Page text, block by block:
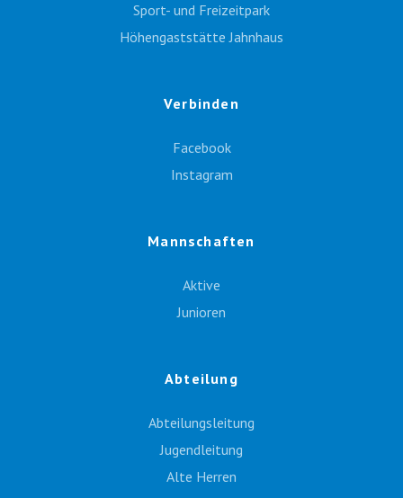
Sport- und Freizeitpark
Höhengaststätte Jahnhaus
Verbinden
Facebook
Instagram
Mannschaften
Aktive
Junioren
Abteilung
Abteilungsleitung
Jugendleitung
Alte Herren